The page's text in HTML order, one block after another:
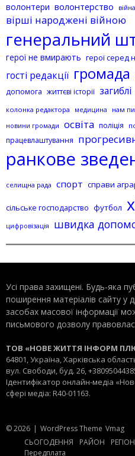
волонтери волонтерство війна
вірші народжені війною
генеральний
герої не вмирають герої серед
гості редакції громада
допомога життєві історії загиблі
колонка редактора
медицина нам
новини громади освіта поліція
працевлаштування
ранкове
селищна рада спорт справи
сільське господарство футбол
цифровізація швидка
Усі права захищені. Будь-яка
поширення матеріалів сайту у
засобах масової інформації
письмового дозволу
ТОВ «НОВЕ ЖИТТЯ ІНФОРМ
64801, Україна, Харківська
вул. Свободи, буд. 26,
Ідентифікатор онлайн-медіа
сфері медіа: R40-01163.
© 2026 | WordPress Theme Vmag
СЬОГОДЕННЯ
РАЙОН РЕГІОН
Передплата